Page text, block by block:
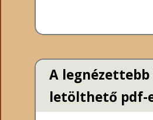
A
letölthető pdf-